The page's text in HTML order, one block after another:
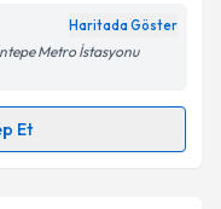
ilişkinAydınlatma
belirtilen
ediyorum.
Haritada Göster
Metro İstasyonu
Et